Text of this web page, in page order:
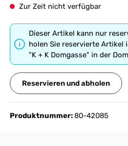
Zur Zeit nicht verfügbar
Dieser Artikel kann nur
holen Sie reservierte Artikel
"K + K Domgasse" in der
Reservieren und abholen
Produktnummer:80-42085